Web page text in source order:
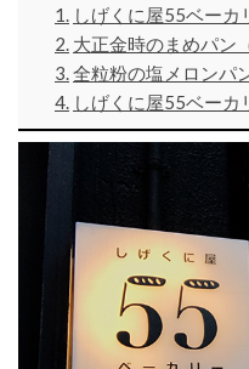
しげくに屋55ベーカ
大正金時のまめパン
全粒粉の塩メロンパ
しげくに屋55ベーカ